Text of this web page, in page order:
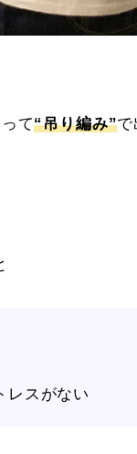
て“吊り編み”で
レスがない